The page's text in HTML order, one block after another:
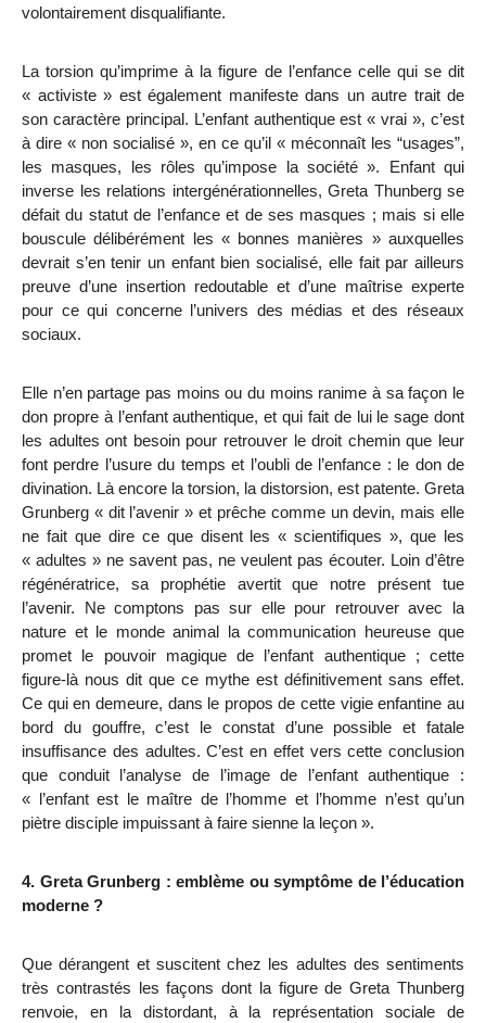
volontairement disqualifiante.
La torsion qu’imprime à la figure de l’enfance celle qui se dit
« activiste » est également manifeste dans un autre trait de
son caractère principal. L’enfant authentique est « vrai », c’est
à dire « non socialisé », en ce qu’il « méconnaît les “usages”,
les masques, les rôles qu’impose la société ». Enfant qui
inverse les relations intergénérationnelles, Greta Thunberg se
défait du statut de l’enfance et de ses masques ; mais si elle
bouscule délibérément les « bonnes manières » auxquelles
devrait s’en tenir un enfant bien socialisé, elle fait par ailleurs
preuve d’une insertion redoutable et d’une maîtrise experte
pour ce qui concerne l’univers des médias et des réseaux
sociaux.
Elle n’en partage pas moins ou du moins ranime à sa façon le
don propre à l’enfant authentique, et qui fait de lui le sage dont
les adultes ont besoin pour retrouver le droit chemin que leur
font perdre l’usure du temps et l’oubli de l’enfance : le don de
divination. Là encore la torsion, la distorsion, est patente. Greta
Grunberg « dit l’avenir » et prêche comme un devin, mais elle
ne fait que dire ce que disent les « scientifiques », que les
« adultes » ne savent pas, ne veulent pas écouter. Loin d’être
régénératrice, sa prophétie avertit que notre présent tue
l’avenir. Ne comptons pas sur elle pour retrouver avec la
nature et le monde animal la communication heureuse que
promet le pouvoir magique de l’enfant authentique ; cette
figure-là nous dit que ce mythe est définitivement sans effet.
Ce qui en demeure, dans le propos de cette vigie enfantine au
bord du gouffre, c’est le constat d’une possible et fatale
insuffisance des adultes. C’est en effet vers cette conclusion
que conduit l’analyse de l’image de l’enfant authentique :
« l’enfant est le maître de l’homme et l’homme n’est qu’un
piètre disciple impuissant à faire sienne la leçon ».
4. Greta Grunberg : emblème ou symptôme de l’éducation
moderne ?
Que dérangent et suscitent chez les adultes des sentiments
très contrastés les façons dont la figure de Greta Thunberg
renvoie, en la distordant, à la représentation sociale de